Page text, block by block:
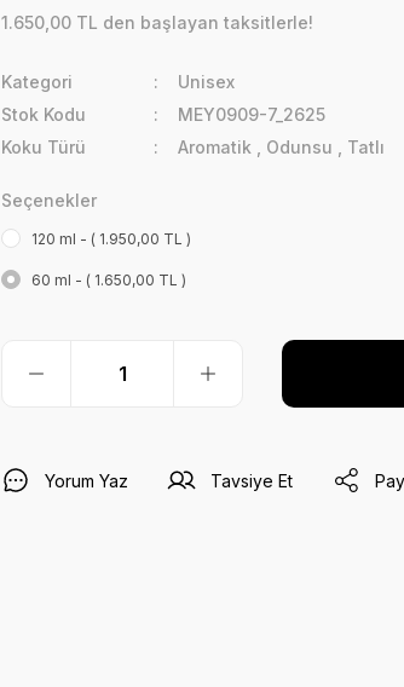
1.650,00 TL den başlayan taksitlerle!
Kategori
Unisex
Stok Kodu
MEY0909-7_2625
Koku Türü
Aromatik Odunsu Tatlı
Seçenekler
120 ml - ( 1.950,00 TL )
60 ml - ( 1.650,00 TL )
Yorum Yaz Tavsiye Et